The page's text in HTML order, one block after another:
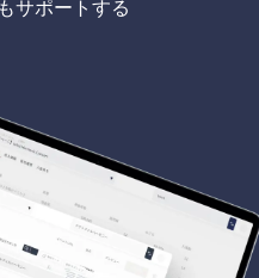
サポートする